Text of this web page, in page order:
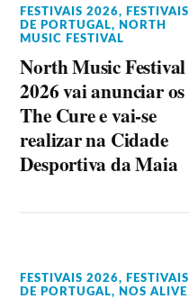
FESTIVAIS 2026,
FESTIVAIS
DE PORTUGAL, NORTH
MUSIC FESTIVAL
North Music Festival
2026 vai anunciar os
The Cure e vai-se
realizar na Cidade
Desportiva da Maia
FESTIVAIS 2026,
FESTIVAIS
DE PORTUGAL, NOS ALIVE